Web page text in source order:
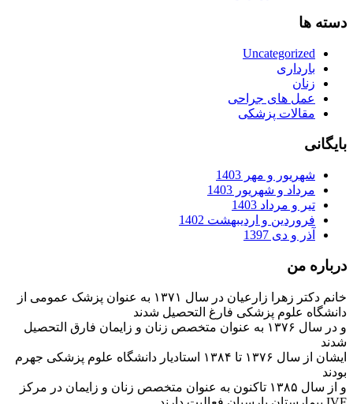
دسته ها
Uncategorized
بارداری
زنان
عمل های جراحی
مقالات پزشکی
بایگانی
شهریور و مهر 1403
مرداد و شهریور 1403
تیر و مرداد 1403
فروردین و اردیبهشت 1402
آذر و دی 1397
درباره من
خانم دکتر زهرا زارعیان در سال ۱۳۷۱ به عنوان پزشک عمومی از
دانشگاه علوم پزشکی فارغ التحصیل شدند
و در سال ۱۳۷۶ به عنوان متخصص زنان و زایمان فارق التحصیل
شدند
ایشان از سال ۱۳۷۶ تا ۱۳۸۴ استادیار دانشگاه علوم پزشکی جهرم
بودند
و از سال ۱۳۸۵ تاکنون به عنوان متخصص زنان و زایمان در مرکز